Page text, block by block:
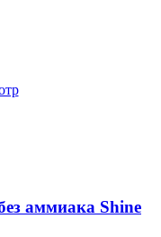
аммиака Shine